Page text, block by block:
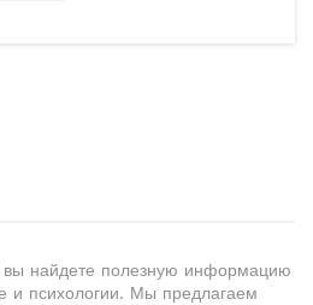
вы найдете полезную информацию
и психологии. Мы предлагаем